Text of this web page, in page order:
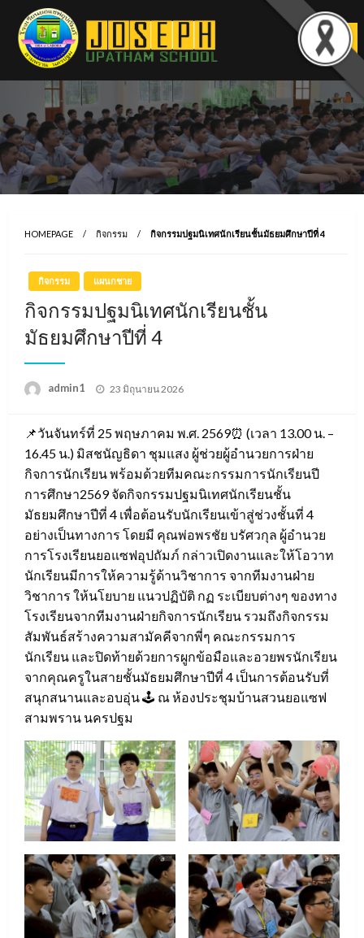
content
HOMEPAGE กิจกรรม กิจกรรมปฐมนิเทศนักเรียนชั้นมัธยมศึกษาปีที่ 4
กิจกรรม แผนกชาย
กิจกรรมปฐมนิเทศนักเรียนชั้น
มัธยมศึกษาปีที่ 4
admin1
Posted
23 มิถุนายน 2026
📌วันจันทร์ที่ 25 พฤษภาคม พ.ศ. 2569⏰ (เวลา 13.00 น. –
16.45 น.) มิสชนัญธิดา ชุมแสง ผู้ช่วยผู้อำนวยการฝ่าย
กิจการนักเรียน พร้อมด้วยทีมคณะกรรมการนักเรียนปี
การศึกษา2569 จัดกิจกรรมปฐมนิเทศนักเรียนชั้น
มัธยมศึกษาปีที่ 4 เพื่อต้อนรับนักเรียนเข้าสู่ช่วงชั้นที่ 4
อย่างเป็นทางการ โดยมี คุณพ่อพรชัย บรัศวกุล ผู้อำนวย
การโรงเรียนยอแซฟอุปถัมภ์ กล่าวเปิดงานและให้โอวาท
นักเรียนมีการให้ความรู้ด้านวิชาการ จากทีมงานฝ่าย
วิชาการ ให้นโยบาย แนวปฏิบัติ กฏ ระเบียบต่างๆ ของทาง
โรงเรียนจากทีมงานฝ่ายกิจการนักเรียน รวมถึงกิจกรรม
สัมพันธ์สร้างความสามัคคีจากพี่ๆ คณะกรรมการ
นักเรียน และปิดท้ายด้วยการผูกข้อมือและอวยพรนักเรียน
จากคุณครูในสายชั้นมัธยมศึกษาปีที่ 4 เป็นการต้อนรับที่
สนุกสนานและอบอุ่น 🕹 ณ ห้องประชุมบ้านสวนยอแซฟ
สามพราน นครปฐม